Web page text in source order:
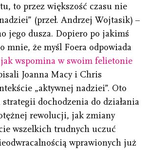
to przez większość czasu nie
(przeł. Andrzej Wojtasik) –
jego dusza. Dopiero po jakimś
mnie, że myśl Foera odpowiada
jak wspomina w swoim felietonie
Joanna Macy i Chris
„aktywnej nadziei”. Oto
dochodzenia do działania
rewolucji, jak zmiany
wszelkich trudnych uczuć
wprawionych już